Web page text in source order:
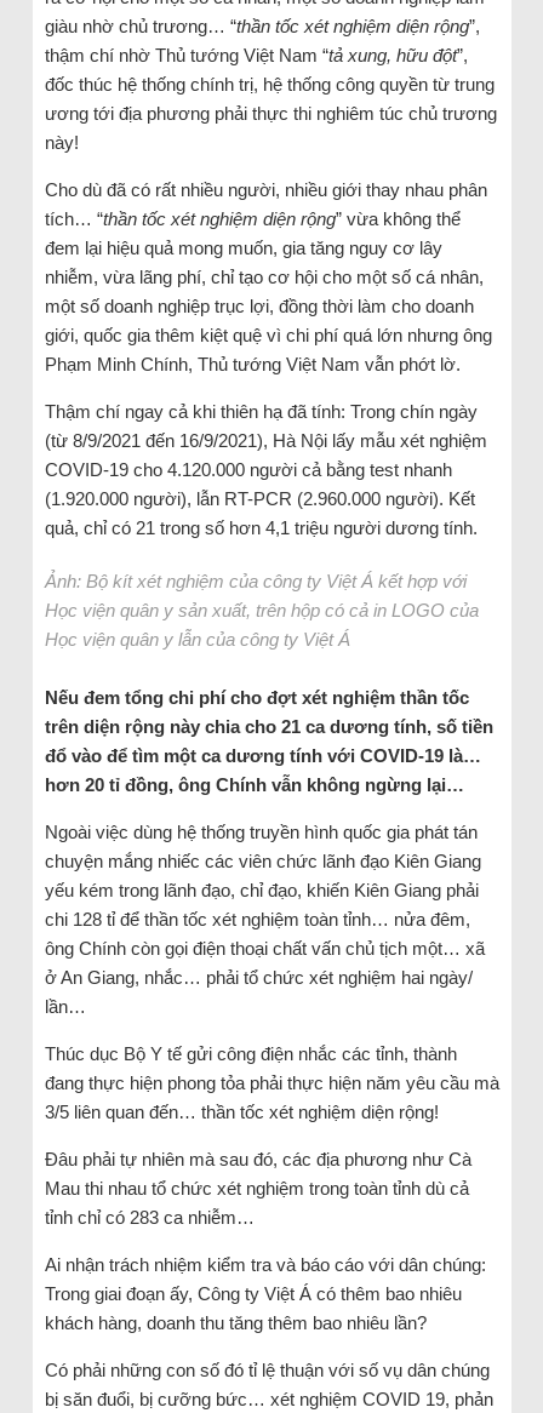
giàu nhờ chủ trương… “thần tốc xét nghiệm diện rộng”,
thậm chí nhờ Thủ tướng Việt Nam “tả xung, hữu đột”,
đốc thúc hệ thống chính trị, hệ thống công quyền từ trung
ương tới địa phương phải thực thi nghiêm túc chủ trương
này!
Cho dù đã có rất nhiều người, nhiều giới thay nhau phân
tích… “thần tốc xét nghiệm diện rộng” vừa không thể
đem lại hiệu quả mong muốn, gia tăng nguy cơ lây
nhiễm, vừa lãng phí, chỉ tạo cơ hội cho một số cá nhân,
một số doanh nghiệp trục lợi, đồng thời làm cho doanh
giới, quốc gia thêm kiệt quệ vì chi phí quá lớn nhưng ông
Phạm Minh Chính, Thủ tướng Việt Nam vẫn phớt lờ.
Thậm chí ngay cả khi thiên hạ đã tính: Trong chín ngày
(từ 8/9/2021 đến 16/9/2021), Hà Nội lấy mẫu xét nghiệm
COVID-19 cho 4.120.000 người cả bằng test nhanh
(1.920.000 người), lẫn RT-PCR (2.960.000 người). Kết
quả, chỉ có 21 trong số hơn 4,1 triệu người dương tính.
Ảnh: Bộ kít xét nghiệm của công ty Việt Á kết hợp với
Học viện quân y sản xuất, trên hộp có cả in LOGO của
Học viện quân y lẫn của công ty Việt Á
Nếu đem tổng chi phí cho đợt xét nghiệm thần tốc
trên diện rộng này chia cho 21 ca dương tính, số tiền
đổ vào để tìm một ca dương tính với COVID-19 là…
hơn 20 tỉ đồng, ông Chính vẫn không ngừng lại…
Ngoài việc dùng hệ thống truyền hình quốc gia phát tán
chuyện mắng nhiếc các viên chức lãnh đạo Kiên Giang
yếu kém trong lãnh đạo, chỉ đạo, khiến Kiên Giang phải
chi 128 tỉ để thần tốc xét nghiệm toàn tỉnh… nửa đêm,
ông Chính còn gọi điện thoại chất vấn chủ tịch một… xã
ở An Giang, nhắc… phải tổ chức xét nghiệm hai ngày/
lần…
Thúc dục Bộ Y tế gửi công điện nhắc các tỉnh, thành
đang thực hiện phong tỏa phải thực hiện năm yêu cầu mà
3/5 liên quan đến… thần tốc xét nghiệm diện rộng!
Đâu phải tự nhiên mà sau đó, các địa phương như Cà
Mau thi nhau tổ chức xét nghiệm trong toàn tỉnh dù cả
tỉnh chỉ có 283 ca nhiễm…
Ai nhận trách nhiệm kiểm tra và báo cáo với dân chúng:
Trong giai đoạn ấy, Công ty Việt Á có thêm bao nhiêu
khách hàng, doanh thu tăng thêm bao nhiêu lần?
Có phải những con số đó tỉ lệ thuận với số vụ dân chúng
bị săn đuổi, bị cưỡng bức… xét nghiệm COVID 19, phản